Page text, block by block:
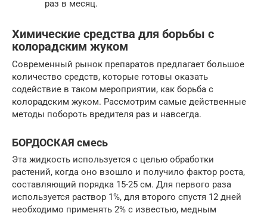
раз в месяц.
Химические средства для борьбы с
колорадским жуком
Современный рынок препаратов предлагает большое
количество средств, которые готовы оказать
содействие в таком мероприятии, как борьба с
колорадским жуком. Рассмотрим самые действенные
методы побороть вредителя раз и навсегда.
БОРДОСКАЯ смесь
Эта жидкость используется с целью обработки
растений, когда оно взошло и получило фактор роста,
составляющий порядка 15-25 см. Для первого раза
используется раствор 1%, для второго спустя 12 дней
необходимо применять 2% с известью, медным